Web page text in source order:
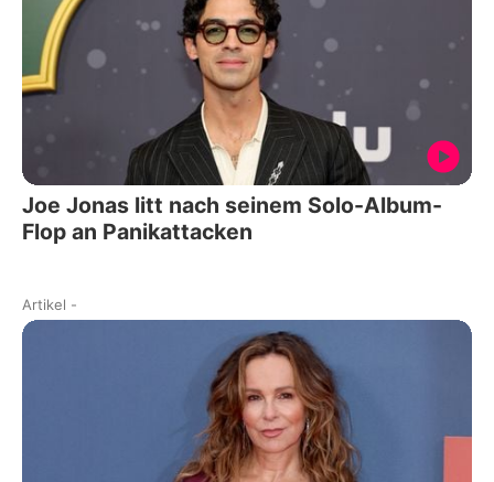
Joe Jonas litt nach seinem Solo-Album-
Flop an Panikattacken
Artikel -